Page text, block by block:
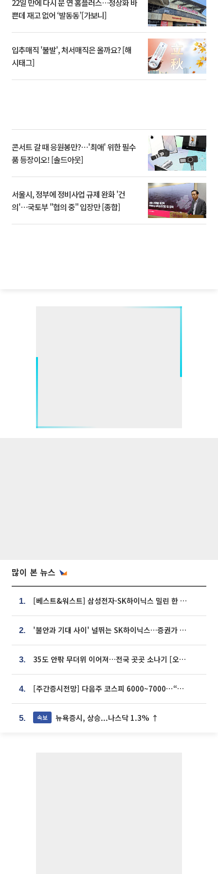
쁜데 재고 없어 ‘발동동’[가보니]
입추매직 '불발', 처서매직은 올까요? [해
시태그]
콘서트 갈 때 응원봉만?⋯'최애' 위한 필수
품 등장이오! [솔드아웃]
서울시, 정부에 정비사업 규제 완화 '건
의'⋯국토부 "협의 중" 입장만 [종합]
많이 본 뉴스
1. [베스트&워스트] 삼성전자·SK하이닉스 밀린 한 주…상상인증권은 85% 급등
2. '불안과 기대 사이' 널뛰는 SK하이닉스…증권가 "HBM4·LTA 기반 펀터멘털 견고"
3. 35도 안팎 무더위 이어져…전국 곳곳 소나기 [오늘 날씨]
4. [주간증시전망] 다음주 코스피 6000~7000⋯“外人 수급은 정책이 변수”
5. 속보 뉴욕증시, 상승...나스닥 1.3% ↑